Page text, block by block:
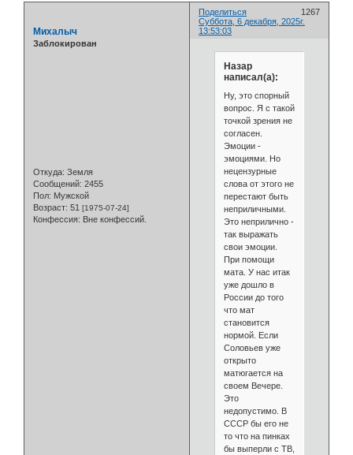
Поделиться
1267
Суббота, 6 декабря, 2025г.
13:53:03
Михалыч
Заблокирован
Откуда: Земля
Сообщений: 2455
Пол: Мужской
Возраст: 51 [1975-07-24]
Конфессия: Вне конфессий.
Назар
написал(а):
Ну, это спорный
вопрос. Я с такой
точкой зрения не
согласен.
Эмоции -
эмоциями. Но
нецензурные
слова от этого не
перестают быть
неприличными.
Это неприлично -
так выражать
свои эмоции.
При помощи
мата. У нас итак
уже дошло в
России до того
что мат
становится
нормой. Если
Соловьев уже
открыто
матюгается на
своем Вечере.
Это
недопустимо. В
СССР бы его не
то что на пинках
бы выперли с ТВ,